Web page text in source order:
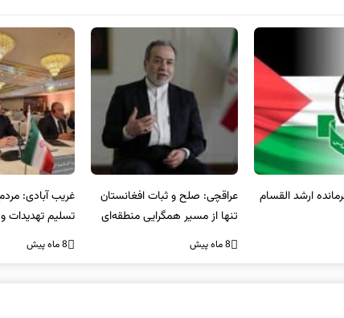
عراقچی: صلح و ثبات افغانستان
تنها از مسیر همگرایی منطقه‌ای
محقق می‌شود
غریب آبادی: مردم ایران هرگز
تسلیم تهدیدات و تجاوزات
نخواهند شد و متحد و منسجم